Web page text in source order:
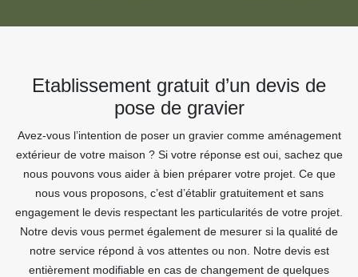
Etablissement gratuit d’un devis de
pose de gravier
Avez-vous l’intention de poser un gravier comme aménagement
extérieur de votre maison ? Si votre réponse est oui, sachez que
nous pouvons vous aider à bien préparer votre projet. Ce que
nous vous proposons, c’est d’établir gratuitement et sans
engagement le devis respectant les particularités de votre projet.
Notre devis vous permet également de mesurer si la qualité de
notre service répond à vos attentes ou non. Notre devis est
entièrement modifiable en cas de changement de quelques